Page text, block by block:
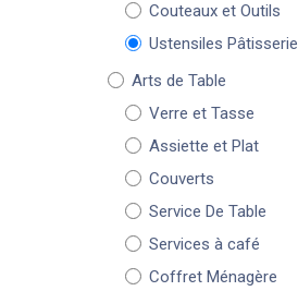
Couteaux et Outils
Ustensiles Pâtisserie
Arts de Table
Verre et Tasse
Assiette et Plat
Couverts
Service De Table
Services à café
Coffret Ménagère